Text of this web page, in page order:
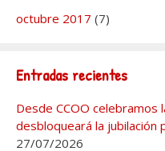
octubre 2017 (7)
Entradas recientes
Desde CCOO celebramos
desbloqueará la jubilación
27/07/2026